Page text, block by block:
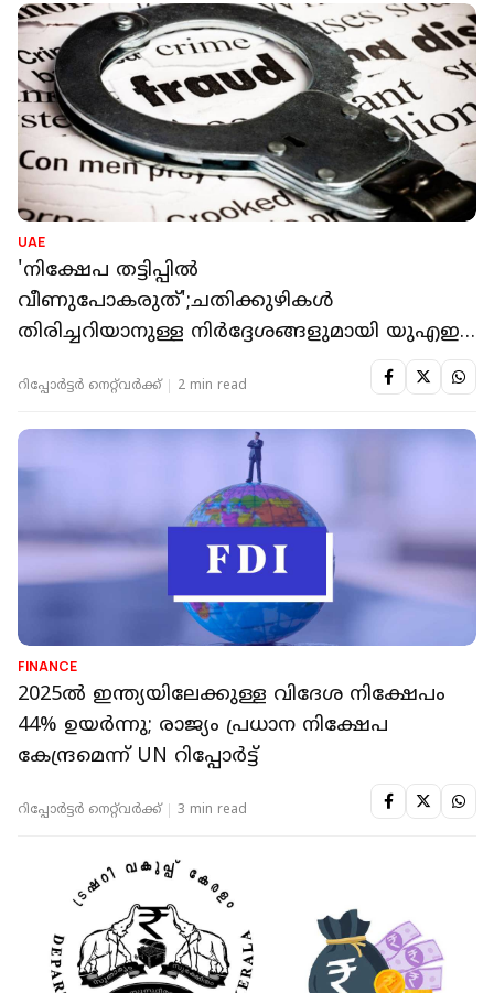
UAE
'നിക്ഷേപ തട്ടിപ്പില്‍
വീണുപോകരുത്';ചതിക്കുഴികള്‍
തിരിച്ചറിയാനുള്ള നിര്‍ദ്ദേശങ്ങളുമായി യുഎഇ
റിപ്പോർട്ടർ നെറ്റ്‌വര്‍ക്ക്‌ 2 min read
FINANCE
2025ല്‍ ഇന്ത്യയിലേക്കുള്ള വിദേശ നിക്ഷേപം
44% ഉയര്‍ന്നു; രാജ്യം പ്രധാന നിക്ഷേപ
കേന്ദ്രമെന്ന് UN റിപ്പോര്‍ട്ട്
റിപ്പോർട്ടർ നെറ്റ്‌വര്‍ക്ക്‌ 3 min read